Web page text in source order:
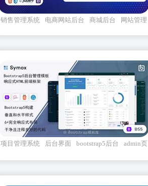
销售管理系统 电商网站后台 商城后台
网站管理
项目管理系统 后台界面 bootstrap5后台
admin页